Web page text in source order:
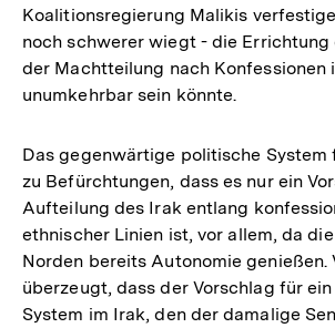
Koalitionsregierung Malikis
noch schwerer wiegt - die Errichtung
der Machtteilung nach Konfessionen
unumkehrbar sein könnte.
Das gegenwärtige politische System
zu Befürchtungen, dass es nur ein
Aufteilung des Irak entlang
ethnischer Linien ist, vor allem, da
Norden bereits Autonomie genießen.
überzeugt, dass der Vorschlag für
System im Irak, den der damalige